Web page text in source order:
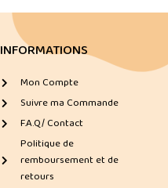
INFORMATIONS
Mon Compte
Suivre ma Commande
F.A.Q/ Contact
Politique de
remboursement et de
retours